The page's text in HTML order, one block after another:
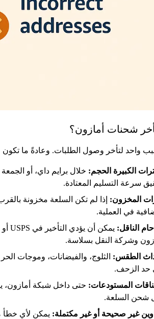
شحنات أمازون؟
واحد لتأخر وصول الطلبات. وعادةً ما
الكبيرة الحجم: خلال برايم داي، أو
سرعة التسليم المعتادة.
المخزون: إذا لم تكن السلعة مخزونة
في العملية.
الناقل:
وشركة النقل بسلاسة.
الطقس: الثلوج، والفيضانات، وموجات
حد الزحف.
المستودعات: حتى داخل شبكة أمازون،
شحن السلعة.
غير صحيحة أو غير مكتملة: يمكن لأي خطأ